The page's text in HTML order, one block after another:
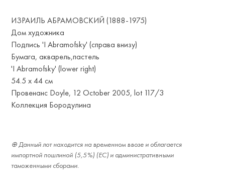
ИЗРАИЛЬ АБРАМОВСКИЙ (1888-1975)
Дом художника
Подпись 'I Abramofsky' (справа внизу)
Бумага, акварель,пастель
'I Abramofsky' (lower right)
54.5 x 44 см
Провенанс Doyle, 12 October 2005, lot 117/3
Коллекция Бородулина
Данный лот находится на временном ввозе и облагается
импортной пошлиной (5,5%) (ЕС) и административными
таможенными сборами.